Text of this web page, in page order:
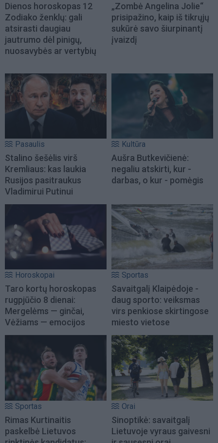
Dienos horoskopas 12
Zodiako ženklų: gali
atsirasti daugiau
jautrumo dėl pinigų,
nuosavybės ar vertybių
„Zombė Angelina Jolie“
prisipažino, kaip iš tikrųjų
sukūrė savo šiurpinantį
įvaizdį
Pasaulis
Stalino šešėlis virš
Kremliaus: kas laukia
Rusijos pasitraukus
Vladimirui Putinui
Kultūra
Aušra Butkevičienė:
negaliu atskirti, kur -
darbas, o kur - pomėgis
Horoskopai
Taro kortų horoskopas
rugpjūčio 8 dienai:
Mergelėms — ginčai,
Vėžiams — emocijos
Sportas
Savaitgalį Klaipėdoje -
daug sporto: veiksmas
virs penkiose skirtingose
miesto vietose
Sportas
Rimas Kurtinaitis
paskelbė Lietuvos
Orai
Sinoptikė: savaitgalį
Lietuvoje vyraus gaivesni